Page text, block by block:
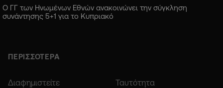
Ο ΓΓ των Ηνωμένων Εθνών ανακοινώνει την σύγκληση
συνάντησης 5+1 για το Κυπριακό
ΠΕΡΙΣΣΟΤΕΡΑ
Διαφημιστείτε Ταυτότητα